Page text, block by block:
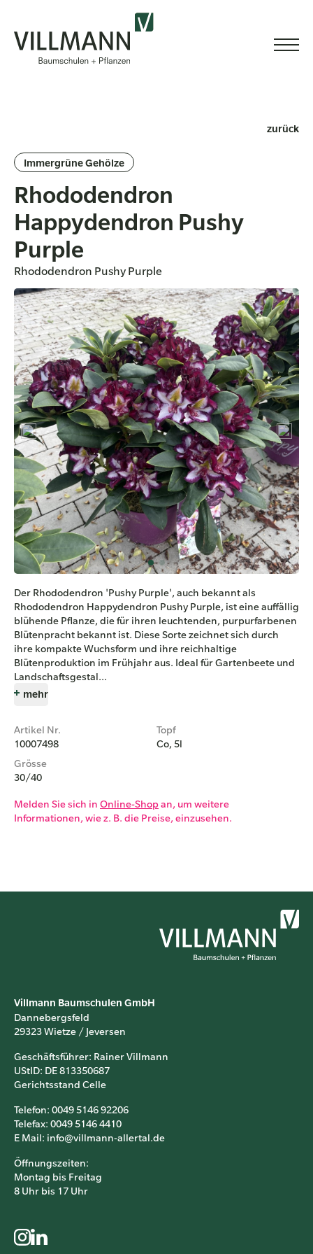
zurück
Immergrüne Gehölze
Rhododendron
Happydendron Pushy
Purple
Rhododendron Pushy Purple
Der Rhododendron 'Pushy Purple', auch bekannt als
Rhododendron Happydendron Pushy Purple, ist eine auffällig
blühende Pflanze, die für ihren leuchtenden, purpurfarbenen
Blütenpracht bekannt ist. Diese Sorte zeichnet sich durch
ihre kompakte Wuchsform und ihre reichhaltige
Blütenproduktion im Frühjahr aus. Ideal für Gartenbeete und
Landschaftsgestal...
mehr
Artikel Nr.
10007498
Topf
Co, 5l
Grösse
30/40
Melden Sie sich in Online-Shopan, um weitere
Informationen, wie z. B. die Preise, einzusehen.
Villmann Baumschulen GmbH
Dannebergsfeld
29323 Wietze / Jeversen
Geschäftsführer: Rainer Villmann
UStID: DE 813350687
Gerichtsstand Celle
Telefon: 0049 5146 92206
Telefax: 0049 5146 4410
E Mail: info@villmann-allertal.de
Öffnungszeiten:
Montag bis Freitag
8 Uhr bis 17 Uhr